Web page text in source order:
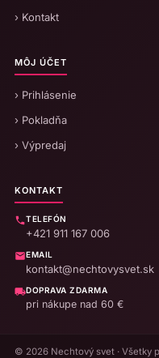
› Kontakt
MÔJ ÚČET
› Prihlásenie
› Pokladňa
› Výpredaj
KONTAKT
TELEFÓN
+421 911 167 006
EMAIL
kontakt@nechtovysvet.sk
DOPRAVA ZDARMA
pri nákupe nad 60 €
© 2026 Nechtový svet · Všetky